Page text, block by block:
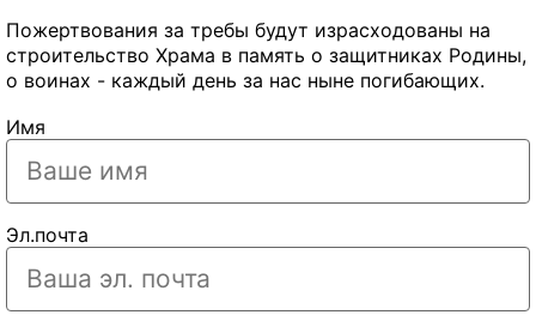
Пожертвования за требы будут израсходованы на
строительство Храма в память о защитниках Родины,
о воинах - каждый день за нас ныне погибающих.
Имя
Эл.почта